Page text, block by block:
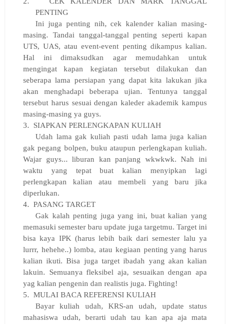
PENTING
Ini juga penting nih, cek kalender kalian masing-
masing. Tandai tanggal-tanggal penting seperti kapan
UTS, UAS, atau event-event penting dikampus kalian.
Hal ini dimaksudkan agar memudahkan untuk
mengingat kapan kegiatan tersebut dilakukan dan
seberapa lama persiapan yang dapat kita lakukan jika
akan menghadapi beberapa ujian. Tentunya tanggal
tersebut harus sesuai dengan kaleder akademik kampus
masing-masing ya guys.
3.
SIAPKAN PERLENGKAPAN KULIAH
Udah lama gak kuliah pasti udah lama juga kalian
gak pegang bolpen, buku ataupun perlengkapan kuliah.
Wajar guys... liburan kan panjang wkwkwk. Nah ini
waktu yang tepat buat kalian menyipkan lagi
perlengkapan kalian atau membeli yang baru jika
diperlukan.
4. PASANG TARGET
Gak kalah penting juga yang ini, buat kalian yang
memasuki semester baru update juga targetmu. Target ini
bisa kaya IPK (harus lebih baik dari semester lalu ya
lurrr, hehehe..) lomba, atau kegiaan penting yang harus
kalian ikuti. Bisa juga target ibadah yang akan kalian
lakuin. Semuanya fleksibel aja, sesuaikan dengan apa
yag kalian pengenin dan realistis juga. Fighting!
5. MULAI BACA REFERENSI KULIAH
Bayar kuliah udah, KRS-an udah, update status
mahasiswa udah, berarti udah tau kan apa aja mata